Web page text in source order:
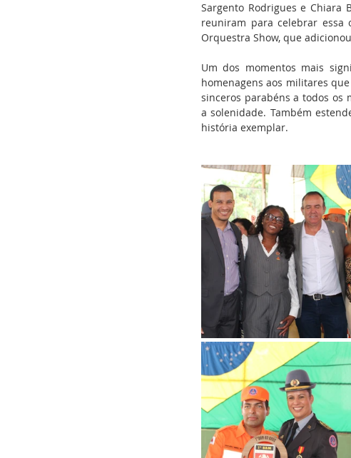
Sargento Rodrigues e Chiara
reuniram para celebrar essa
Orquestra Show, que
Um dos momentos mais
homenagens aos militares
sinceros parabéns a todos os
a solenidade. Também
história exemplar.